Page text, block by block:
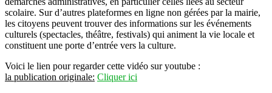
scolaire. Sur d’autres plateformes en ligne non gérées par la mairie,
les citoyens peuvent trouver des informations sur les événements
culturels (spectacles, théâtre, festivals) qui animent la vie locale et
constituent une porte d’entrée vers la culture.
Voici le lien pour regarder cette vidéo sur youtube :
la publication originale: Cliquer ici